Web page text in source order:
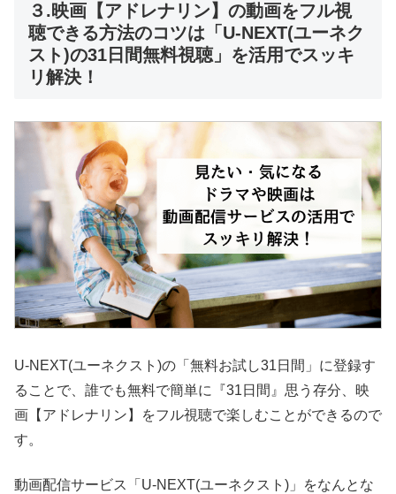
３.映画【アドレナリン】の動画をフル視
聴できる方法のコツは「U-NEXT(ユーネク
スト)の31日間無料視聴」を活用でスッキ
リ解決！
U-NEXT(ユーネクスト)の「無料お試し31日間」に登録す
ることで、誰でも無料で簡単に『31日間』思う存分、映
画【アドレナリン】をフル視聴で楽しむことができるので
す。
動画配信サービス「U-NEXT(ユーネクスト)」をなんとな